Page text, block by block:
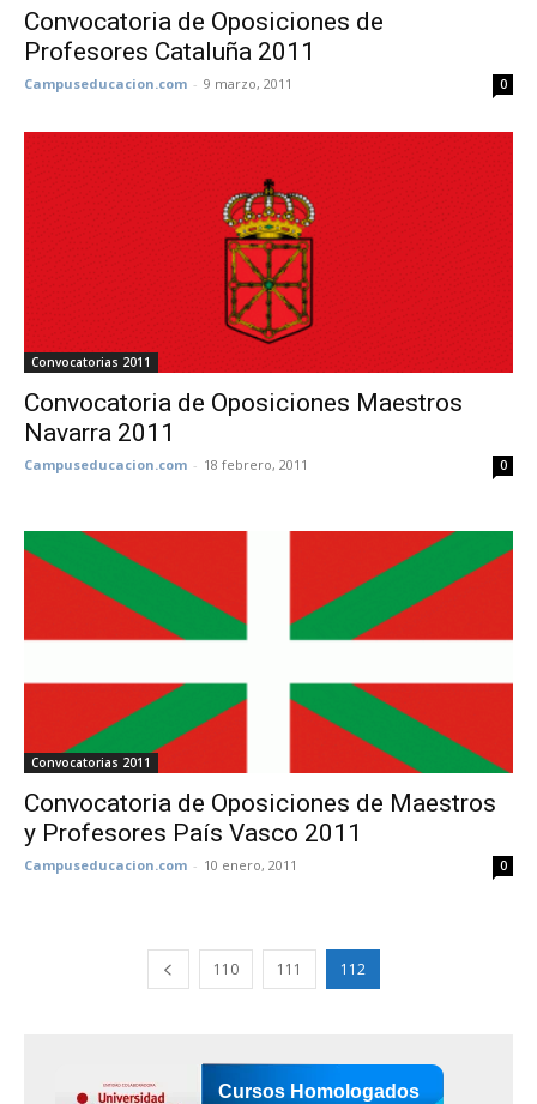
Convocatoria de Oposiciones de
Profesores Cataluña 2011
Campuseducacion.com - 9 marzo, 2011 0
Convocatorias 2011
Convocatoria de Oposiciones Maestros
Navarra 2011
Campuseducacion.com - 18 febrero, 2011 0
Convocatorias 2011
Convocatoria de Oposiciones de Maestros
y Profesores País Vasco 2011
Campuseducacion.com - 10 enero, 2011 0
110 111 112
Cursos Homologados